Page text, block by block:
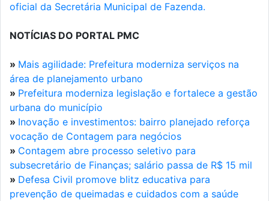
oficial da Secretária Municipal de Fazenda.
NOTÍCIAS DO PORTAL PMC
» Mais agilidade: Prefeitura moderniza serviços na
área de planejamento urbano
» Prefeitura moderniza legislação e fortalece a gestão
urbana do município
» Inovação e investimentos: bairro planejado reforça
vocação de Contagem para negócios
» Contagem abre processo seletivo para
subsecretário de Finanças; salário passa de R$ 15 mil
» Defesa Civil promove blitz educativa para
prevenção de queimadas e cuidados com a saúde